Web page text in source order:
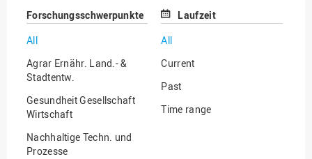
Sonstige
Forschungsschwerpunkte
All
Agrar Ernähr. Land.- &
Stadtentw.
Gesundheit Gesellschaft
Wirtschaft
Nachhaltige Techn. und
Prozesse
Laufzeit
All
Current
Past
Time range